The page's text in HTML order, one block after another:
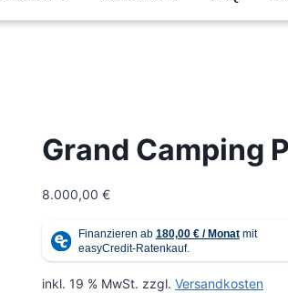
Grand Camping
8.000,00 €
inkl. 19 % MwSt. zzgl. Versandkosten